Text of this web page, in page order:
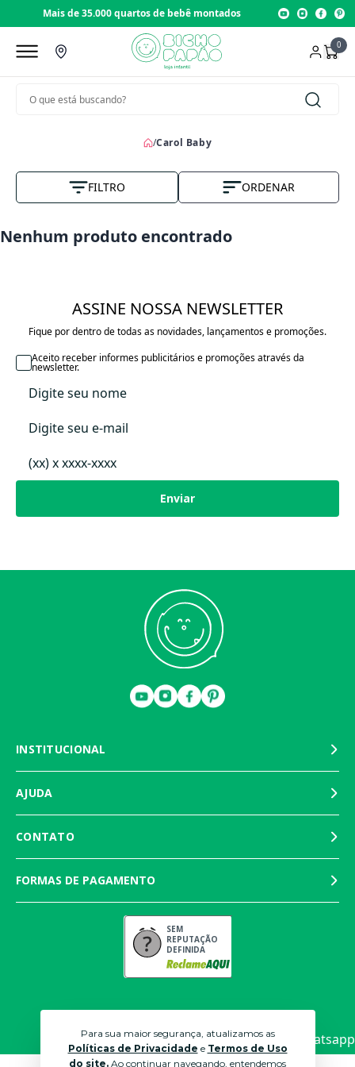
Mais de 35.000 quartos de bebê montados
0
Para sua maior segurança, atualizamos as
Políticas de Privacidade e Termos de Uso
do site. Ao continuar navegando, entendemos
/Carol Baby
FILTRO ORDENAR
Maior Preço
Data Lançamento
Nenhum produto encontrado
ASSINE NOSSA NEWSLETTER
Fique por dentro de todas as novidades, lançamentos e promoções.
Enviar
Aceito receber informes publicitários e promoções através da
newsletter.
INSTITUCIONAL
AJUDA
CONTATO
FORMAS DE PAGAMENTO
SEM
REPUTAÇÃO
DEFINIDA